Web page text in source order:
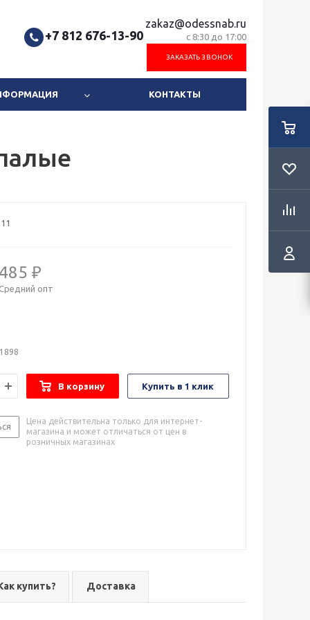
+7 812 676-13-90
zakaz@odessnab.ru
с 8:30 до 17:00
ЗАКАЗАТЬ ЗВОНОК
КОНТАКТЫ
₽
опт
В корзину Купить в 1 клик
Цена действительна только для интернет-
магазина и может отличаться от цен в
розничных магазинах
купить? Доставка